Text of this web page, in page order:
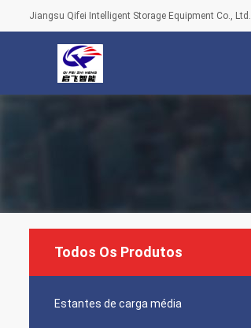
Jiangsu Qifei Intelligent Storage Equipment Co., Ltd.
Todos Os Produtos
Estantes de carga média